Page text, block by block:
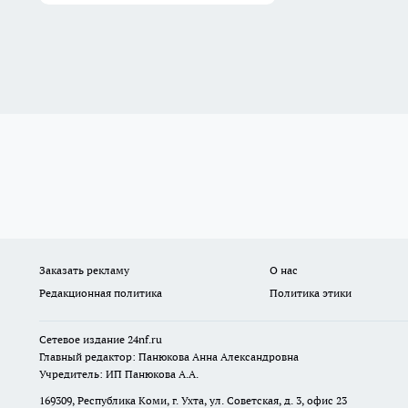
Заказать рекламу О нас
Редакционная политика
Политика этики
Сетевое издание 24nf.ru
Главный редактор: Панюкова Анна Александровна
Учредитель: ИП Панюкова А.А.
169309, Республика Коми, г. Ухта, ул. Советская, д. 3, офис 23